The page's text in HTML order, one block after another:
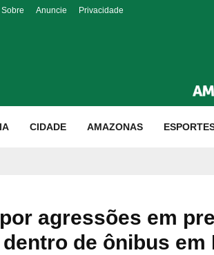
Sobre Anuncie Privacidade
CIDADE AMAZONAS
agressões em
de ônibus em